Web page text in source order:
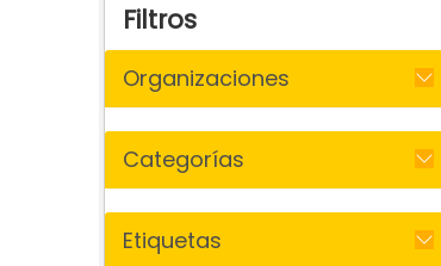
Filtros
Organizaciones
Categorías
Etiquetas